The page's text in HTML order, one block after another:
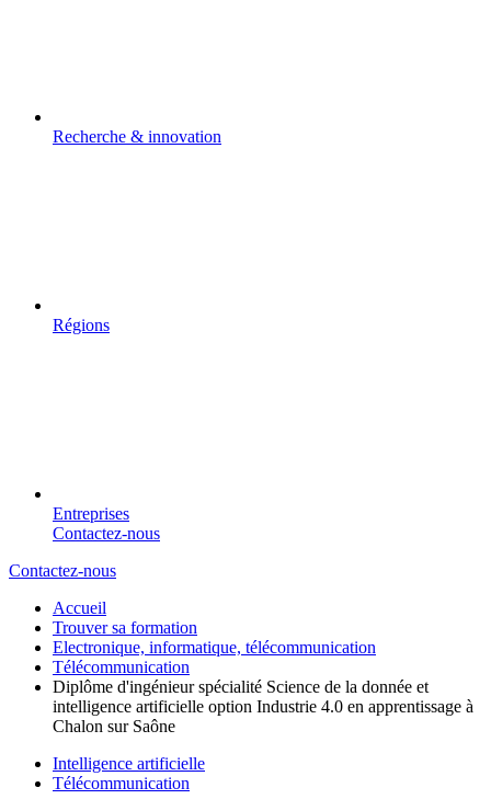
Recherche & innovation
Régions
Entreprises
Contactez-nous
Contactez-nous
Accueil
Trouver sa formation
Electronique, informatique, télécommunication
Télécommunication
Diplôme d'ingénieur spécialité Science de la donnée et
intelligence artificielle option Industrie 4.0 en apprentissage à
Chalon sur Saône
Intelligence artificielle
Télécommunication